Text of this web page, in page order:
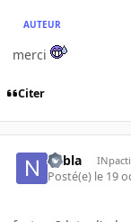
AUTEUR
merci
Citer
nabla
Posté(e) le 19